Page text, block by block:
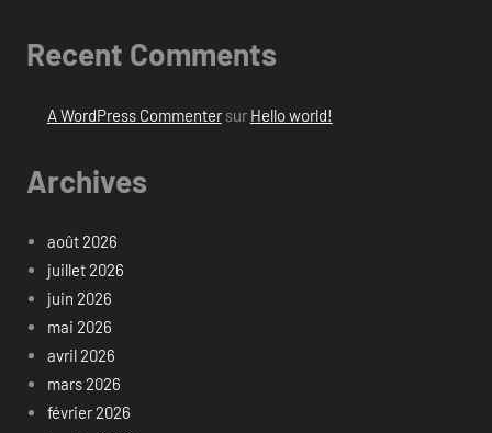
Recent Comments
A WordPress Commentersur Hello world!
Archives
août 2026
juillet 2026
juin 2026
mai 2026
avril 2026
mars 2026
février 2026